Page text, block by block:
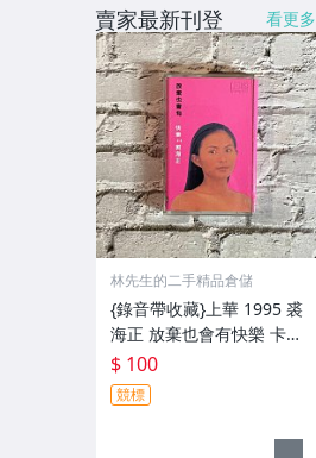
賣家最新刊登 看更多
林先生的二手精品倉儲
{錄音帶收藏}上華 1995 裘
海正 放棄也會有快樂 卡帶
像新的一樣 歌詞封面漂亮
外殼如圖 含資卡
$ 100
競標